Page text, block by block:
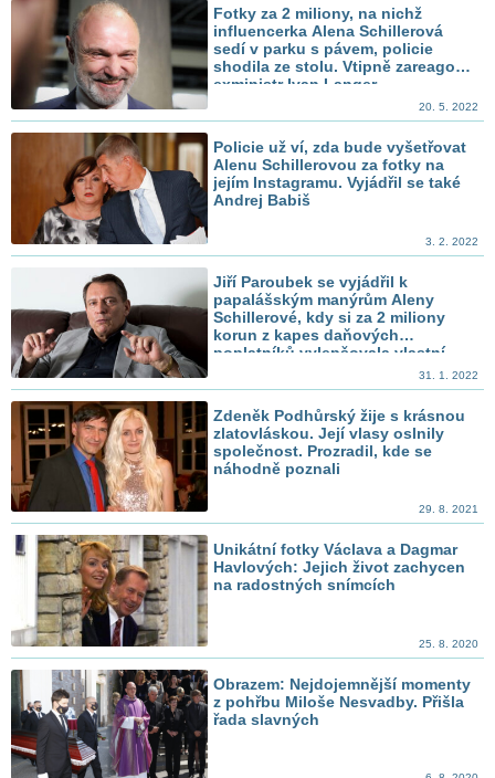
Fotky za 2 miliony, na nichž
influencerka Alena Schillerová
sedí v parku s pávem, policie
shodila ze stolu. Vtipně zareagoval
exministr Ivan Langer
20. 5. 2022
Policie už ví, zda bude vyšetřovat
Alenu Schillerovou za fotky na
jejím Instagramu. Vyjádřil se také
Andrej Babiš
3. 2. 2022
Jiří Paroubek se vyjádřil k
papalášským manýrům Aleny
Schillerové, kdy si za 2 miliony
korun z kapes daňových
poplatníků vylepšovala vlastní
31. 1. 2022
Zdeněk Podhůrský žije s krásnou
zlatovláskou. Její vlasy oslnily
společnost. Prozradil, kde se
náhodně poznali
29. 8. 2021
Unikátní fotky Václava a Dagmar
Havlových: Jejich život zachycen
na radostných snímcích
25. 8. 2020
Obrazem: Nejdojemnější momenty
z pohřbu Miloše Nesvadby. Přišla
řada slavných